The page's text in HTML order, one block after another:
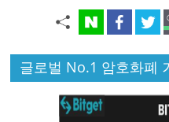
글로벌 No.1 암호화폐